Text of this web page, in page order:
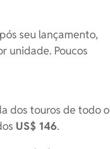
seu lançamento,
unidade. Poucos
dos touros de todo o
US$ 146.